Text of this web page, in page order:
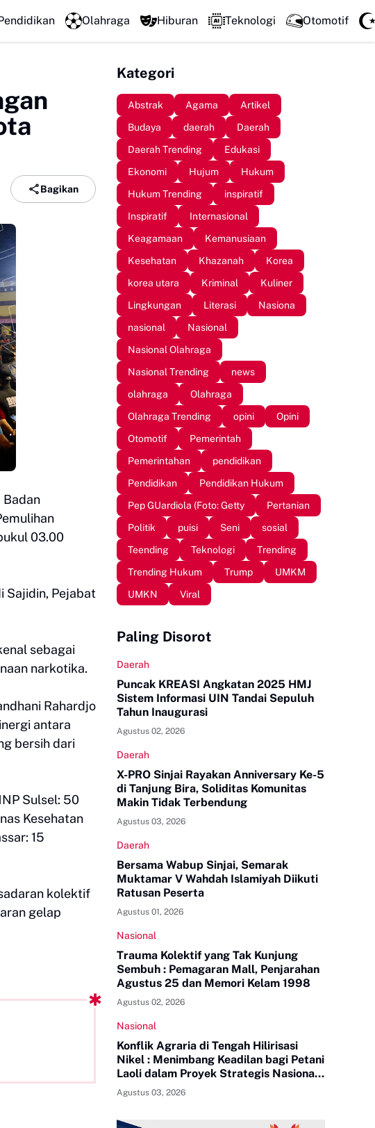
DPRD Sinjai Temui DPRD Morowali Bahas Penanganan
Olahraga Hiburan Teknologi Otomotif
Bagikan
Badan
03.00
Sajidin, Pejabat
sebagai
narkotika.
Rahardjo
antara
bersih dari
Sulsel: 50
Kesehatan
15
kolektif
gelap
Kategori
Abstrak Agama
Artikel
Budaya
daerah
Daerah
Daerah Trending
Edukasi
Ekonomi
Hujum
Hukum
Hukum Trending
inspiratif
Inspiratif
Internasional
Keagamaan
Kemanusiaan
Kesehatan
Khazanah
Korea
korea utara
Kriminal
Kuliner
Lingkungan
Literasi
Nasiona
nasional
Nasional
Nasional Olahraga
Nasional Trending
news
olahraga
Olahraga
Olahraga Trending
opini
Opini
Otomotif
Pemerintah
Pemerintahan
pendidikan
Pendidikan
Pendidikan Hukum
Pep GUardiola (Foto: Getty
Pertanian
Politik
puisi Seni
sosial
Teending
Teknologi
Trending
Trending Hukum
Trump
UMKM
UMKN
Viral
Paling Disorot
Daerah
Puncak KREASI Angkatan 2025 HMJ
Sistem Informasi UIN Tandai Sepuluh
Tahun Inaugurasi
Agustus 02, 2026
Daerah
X-PRO Sinjai Rayakan Anniversary Ke-5
di Tanjung Bira, Soliditas Komunitas
Makin Tidak Terbendung
Agustus 03, 2026
Daerah
Bersama Wabup Sinjai, Semarak
Muktamar V Wahdah Islamiyah Diikuti
Ratusan Peserta
Agustus 01, 2026
Nasional
Trauma Kolektif yang Tak Kunjung
Sembuh : Pemagaran Mall, Penjarahan
Agustus 25 dan Memori Kelam 1998
Agustus 02, 2026
Nasional
Konflik Agraria di Tengah Hilirisasi
Nikel : Menimbang Keadilan bagi Petani
Laoli dalam Proyek Strategis Nasional
PT Indonesia Huali Industry Park
Agustus 03, 2026